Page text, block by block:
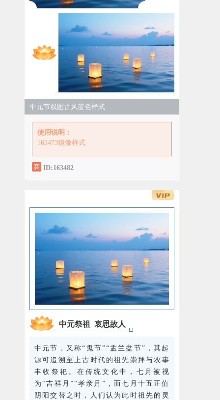
中元节双图古风蓝色样式
使用说明：
163473镜像样式
ID:163482
中元祭祖 哀思故人
中元节，又称“鬼节”“盂兰盆节”，其起
源可追溯至上古时代的祖先崇拜与农事
丰收祭祀。在传统文化中，七月被视
为“吉祥月”“孝亲月”，而七月十五正值
阴阳交替之时，人们认为此时祖先的灵